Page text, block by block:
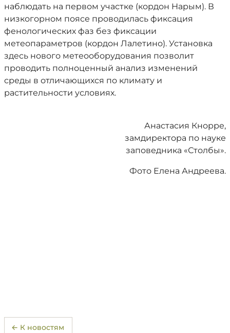
наблюдать на первом участке (кордон Нарым). В
низкогорном поясе проводилась фиксация
фенологических фаз без фиксации
метеопараметров (кордон Лалетино). Установка
здесь нового метеооборудования позволит
проводить полноценный анализ изменений
среды в отличающихся по климату и
растительности условиях.
Анастасия Кнорре,
замдиректора по науке
заповедника «Столбы».
Фото Елена Андреева.
← К новостям